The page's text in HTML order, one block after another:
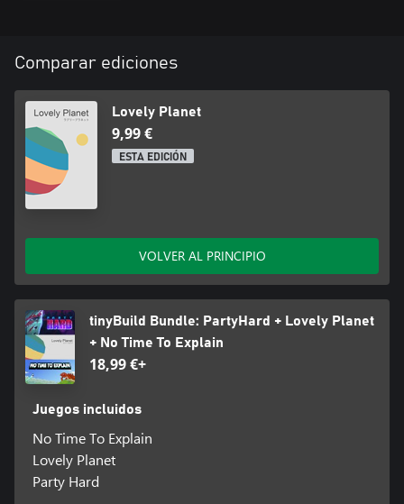
Comparar ediciones
Lovely Planet
9,99 €
ESTA EDICIÓN
VOLVER AL PRINCIPIO
tinyBuild Bundle: PartyHard + Lovely Planet
+ No Time To Explain
18,99 €+
Juegos incluidos
No Time To Explain
Lovely Planet
Party Hard